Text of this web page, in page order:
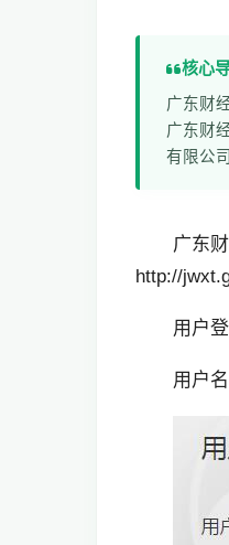
核心
广东财
广东财
有限公
广东
http://
用户
用户名